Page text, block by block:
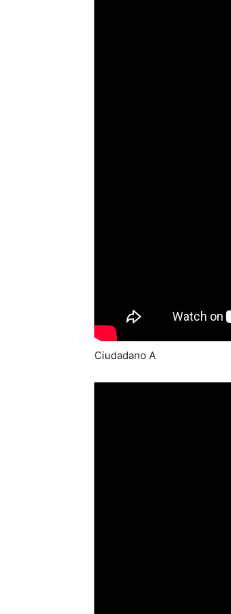
Ciudadano A